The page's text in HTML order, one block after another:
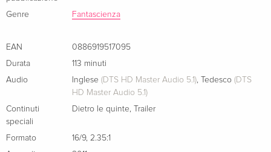
Genre Fantascienza
EAN
0886919517095
Durata
113 minuti
Audio
Inglese (DTS HD Master Audio 5.1), Tedesco (DTS
HD Master Audio 5.1)
Continuti
speciali
Dietro le quinte, Trailer
Formato 16/9, 2.35:1